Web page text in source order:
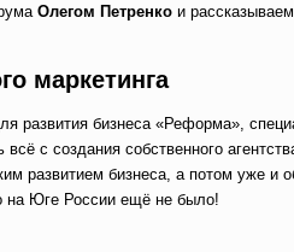
Олегом Петренко и
маркетинга
развития бизнеса «Реформа»,
с создания собственного
развитием бизнеса, а потом уже
на Юге России ещё не было!